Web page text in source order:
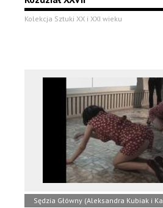
Kolekcja Sztuki XX i XXI wieku
Sędzia Główny (Aleksandra Kubiak i